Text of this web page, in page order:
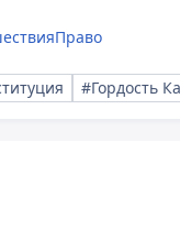
Право
#Гордость